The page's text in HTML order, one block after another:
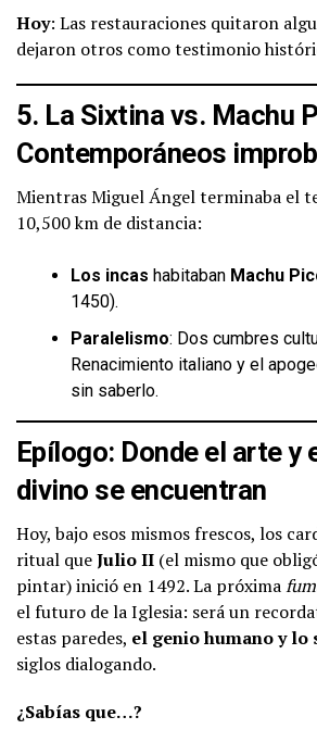
Hoy: Las restauraciones quitaron
dejaron otros como testimonio
5. La Sixtina vs. Machu
Contemporáneos
Mientras Miguel Ángel terminaba el
10,500 km de distancia:
Los incas habitaban Machu
1450).
Paralelismo: Dos cumbres
Renacimiento italiano y el
sin saberlo.
Epílogo: Donde el arte y
divino se encuentran
Hoy, bajo esos mismos frescos, los
ritual queJulio II (el mismo que
pintar) inició en 1492. La próxima
el futuro de la Iglesia: será un
estas paredes, el genio humano y lo
siglos dialogando.
¿Sabías que…?